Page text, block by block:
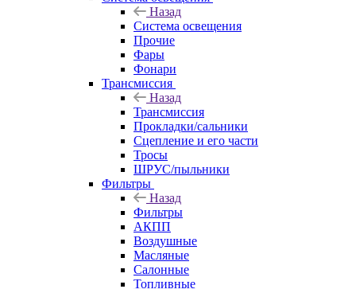
Назад
Система освещения
Прочие
Фары
Фонари
Трансмиссия
Назад
Трансмиссия
Прокладки/сальники
Сцепление и его части
Тросы
ШРУС/пыльники
Фильтры
Назад
Фильтры
АКПП
Воздушные
Масляные
Салонные
Топливные